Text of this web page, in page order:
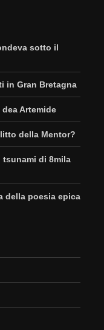
sotto il
in Gran Bretagna
Artemide
della Mentor?
tsunami di 8mila
della poesia epica